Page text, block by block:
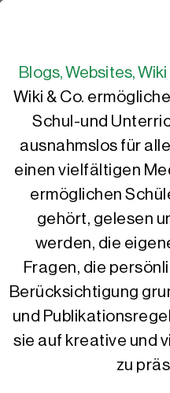
Blogs, Websites, Wiki
Wiki & Co.
Schul-und
ausnahmslos für
einen vielfältigen
ermöglichen
gehört, gelesen
werden, die
Fragen, die
Berücksichtigung
und
sie auf kreative und
zu